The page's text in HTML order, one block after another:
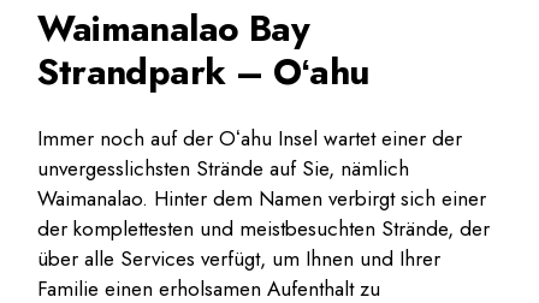
Waimanalao Bay
Strandpark – Oʻahu
Immer noch auf der Oʻahu Insel wartet einer der
unvergesslichsten Strände auf Sie, nämlich
Waimanalao. Hinter dem Namen verbirgt sich einer
der komplettesten und meistbesuchten Strände, der
über alle Services verfügt, um Ihnen und Ihrer
Familie einen erholsamen Aufenthalt zu